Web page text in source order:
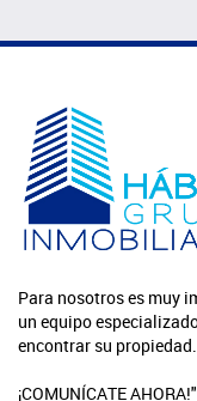
Para nosotros es muy
un equipo
encontrar su
¡COMUNÍCATE AHORA!"